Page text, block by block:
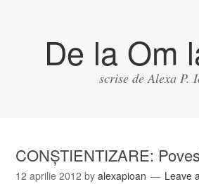
De la Om
scrise de Alexa P.
CONŞTIENTIZARE:
12 aprilie 2012 byalexapioan Leave